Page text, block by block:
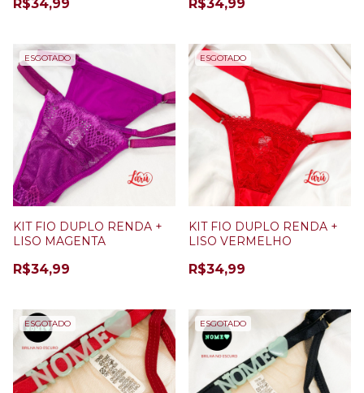
R$34,99 R$34,99
ESGOTADO
KIT FIO DUPLO RENDA +
LISO MAGENTA
R$34,99
ESGOTADO
KIT FIO DUPLO RENDA +
LISO VERMELHO
R$34,99
ESGOTADO ESGOTADO